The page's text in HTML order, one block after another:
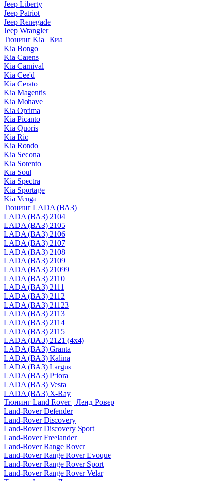
Jeep Liberty
Jeep Patriot
Jeep Renegade
Jeep Wrangler
Тюнинг Kia | Киа
Kia Bongo
Kia Carens
Kia Carnival
Kia Cee'd
Kia Cerato
Kia Magentis
Kia Mohave
Kia Optima
Kia Picanto
Kia Quoris
Kia Rio
Kia Rondo
Kia Sedona
Kia Sorento
Kia Soul
Kia Spectra
Kia Sportage
Kia Venga
Тюнинг LADA (ВАЗ)
LADA (ВАЗ) 2104
LADA (ВАЗ) 2105
LADA (ВАЗ) 2106
LADA (ВАЗ) 2107
LADA (ВАЗ) 2108
LADA (ВАЗ) 2109
LADA (ВАЗ) 21099
LADA (ВАЗ) 2110
LADA (ВАЗ) 2111
LADA (ВАЗ) 2112
LADA (ВАЗ) 21123
LADA (ВАЗ) 2113
LADA (ВАЗ) 2114
LADA (ВАЗ) 2115
LADA (ВАЗ) 2121 (4x4)
LADA (ВАЗ) Granta
LADA (ВАЗ) Kalina
LADA (ВАЗ) Largus
LADA (ВАЗ) Priora
LADA (ВАЗ) Vesta
LADA (ВАЗ) X-Ray
Тюнинг Land Rover | Ленд Ровер
Land-Rover Defender
Land-Rover Discovery
Land-Rover Discovery Sport
Land-Rover Freelander
Land-Rover Range Rover
Land-Rover Range Rover Evoque
Land-Rover Range Rover Sport
Land-Rover Range Rover Velar